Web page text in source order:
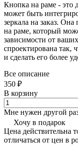
Кнопка на раме - это
может быть
зеркала на заказ.
на раме, который
зависимости от
спроектирована так,
и сделать его более
Все описание
350 ₽
В корзину
Мне нужен другой
Хочу в подарок
Цена действительна
отличаться от цен в